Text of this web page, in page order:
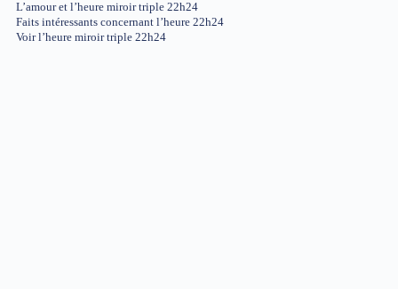
L’amour et l’heure miroir triple 22h24
Faits intéressants concernant l’heure 22h24
Voir l’heure miroir triple 22h24